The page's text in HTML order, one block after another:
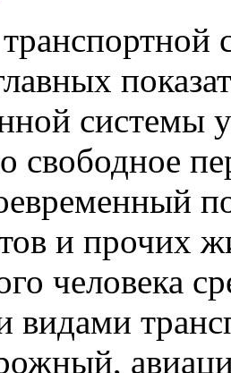
системы
свободное
и прочих
человека